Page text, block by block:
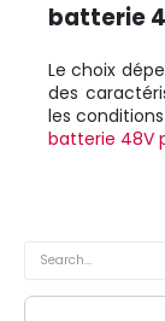
batterie
Le choix
des
les
batterie 48V